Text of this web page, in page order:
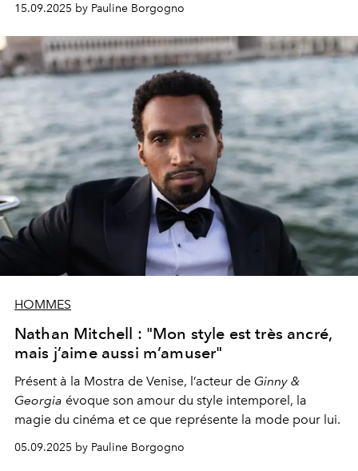
15.09.2025 by Pauline Borgogno
HOMMES
Nathan Mitchell : "Mon style est très ancré,
mais j’aime aussi m’amuser"
Présent à la Mostra de Venise, l’acteur de Ginny &
Georgia évoque son amour du style intemporel, la
magie du cinéma et ce que représente la mode pour lui.
05.09.2025 by Pauline Borgogno